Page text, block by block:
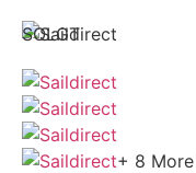
SOLGT
+ 8